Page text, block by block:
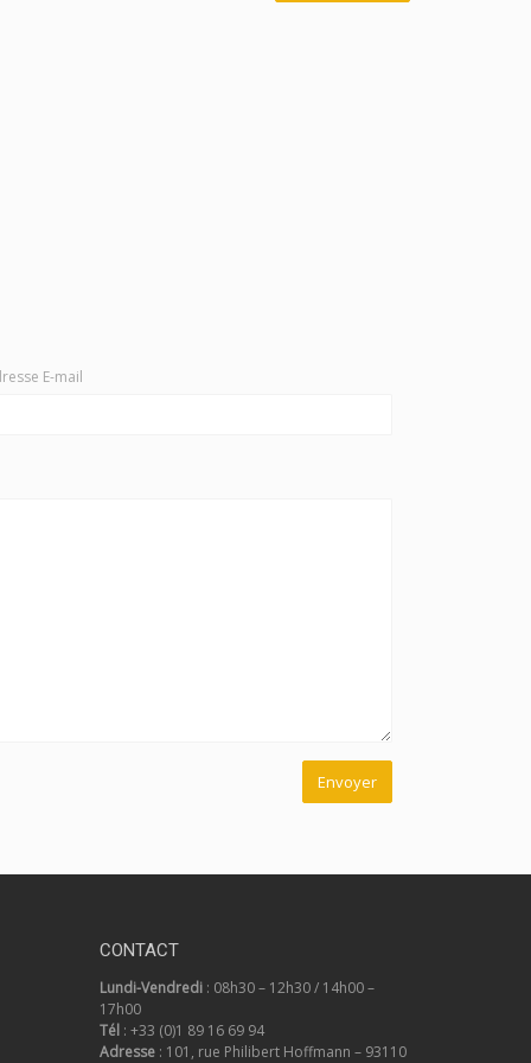
E-mail
CONTACT
Lundi-Vendredi: 08h30 – 12h30 / 14h00 –
17h00
Tél: +33 (0)1 89 16 69 94
Adresse : 101, rue Philibert Hoffmann – 93110